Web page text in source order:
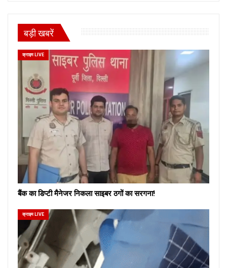
बड़ी खबरें
क्राइम LIVE
बैंक का डिप्टी मैनेजर निकला साइबर ठगों का सरगना!
क्राइम LIVE